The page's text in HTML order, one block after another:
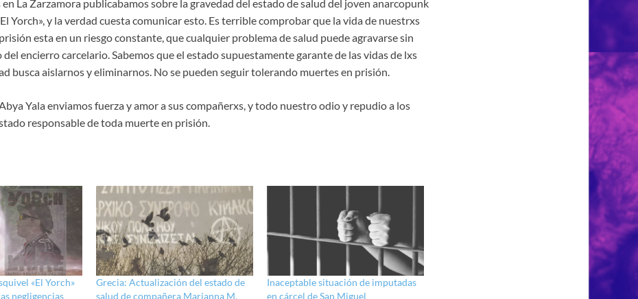
en La Zarzamora publicabamos sobre la gravedad del estado de salud del joven anarcopunk
Yorch», y la verdad cuesta comunicar esto. Es terrible comprobar que la vida de nuestrxs
esta en un riesgo constante, que cualquier problema de salud puede agravarse sin
encierro carcelario. Sabemos que el estado supuestamente garante de las vidas de lxs
busca aislarnos y eliminarnos. No se pueden seguir tolerando muertes en prisión.
Yala enviamos fuerza y amor a sus compañerxs, y todo nuestro odio y repudio a los
responsable de toda muerte en prisión.
«El Yorch»
negligencias
Grecia: Actualización del estado de
salud de compañera Marianna M.
Inaceptable situación de imputadas
en cárcel de San Miguel